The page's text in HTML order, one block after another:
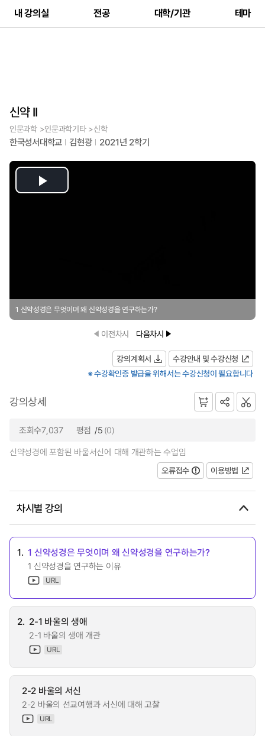
내 강의실 전공 대학/기관 테마
신약 II
인문과학 >인문과학기타 >신학
한국성서대학교 김현광 2021년 2학기
Play
1 신약성경은 무엇이며 왜 신약성경을 연구하는가?
이전차시 다음차시
강의계획서
수강안내 및 수강신청
※ 수강확인증 발급을 위해서는 수강신청이 필요합니다
강의상세
조회수7,037 평점 /5 (0)
신약성경에 포함된 바울서신에 대해 개관하는 수업임
오류접수
이용방법
차시별 강의
1. 1 신약성경은 무엇이며 왜 신약성경을 연구하는가?
1 신약성경을 연구하는 이유
URL
2. 2-1 바울의 생애
2-1 바울의 생애 개관
URL
2-2 바울의 서신
2-2 바울의 선교여행과 서신에 대해 고찰
URL